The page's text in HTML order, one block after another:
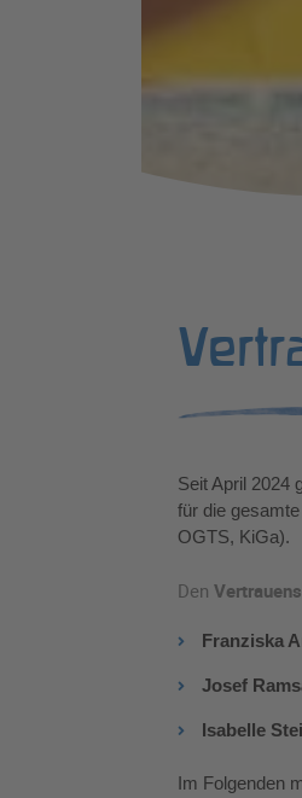
Seit April 2024
für die
OGTS, KiGa).
Den
Franziska
Josef
Isabelle
Im Folgenden